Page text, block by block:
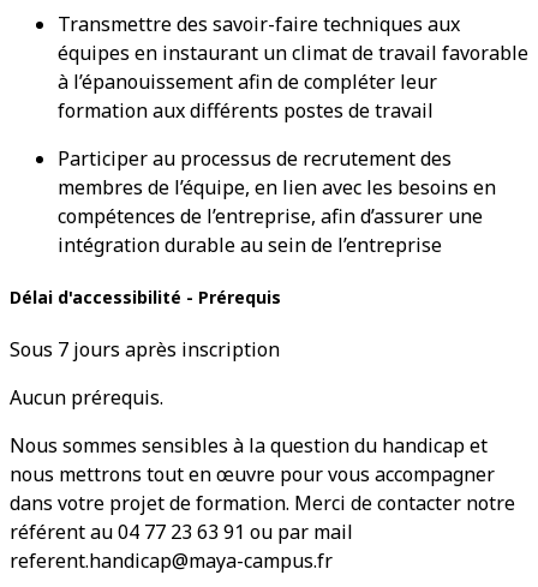
Transmettre des savoir-faire techniques aux
équipes en instaurant un climat de travail favorable
à l’épanouissement afin de compléter leur
formation aux différents postes de travail
Participer au processus de recrutement des
membres de l’équipe, en lien avec les besoins en
compétences de l’entreprise, afin d’assurer une
intégration durable au sein de l’entreprise
Délai d'accessibilité - Prérequis
Sous 7 jours après inscription
Aucun prérequis.
Nous sommes sensibles à la question du handicap et
nous mettrons tout en œuvre pour vous accompagner
dans votre projet de formation. Merci de contacter notre
référent au 04 77 23 63 91 ou par mail
referent.handicap@maya-campus.fr